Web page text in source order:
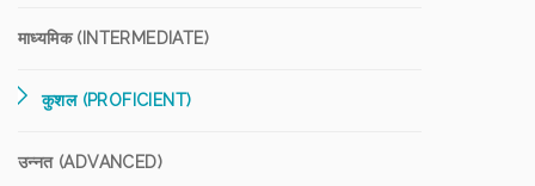
माध्यमिक (INTERMEDIATE)
कुशल (PROFICIENT)
उन्नत (ADVANCED)